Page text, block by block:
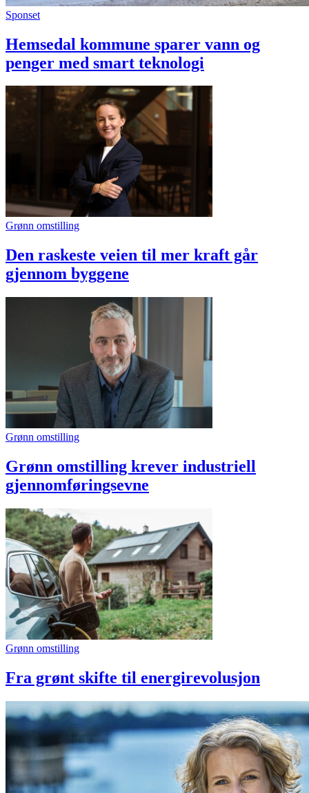
Sponset
Hemsedal kommune sparer vann og
penger med smart teknologi
Grønn omstilling
Den raskeste veien til mer kraft går
gjennom byggene
Grønn omstilling
Grønn omstilling krever industriell
gjennomføringsevne
Grønn omstilling
Fra grønt skifte til energirevolusjon